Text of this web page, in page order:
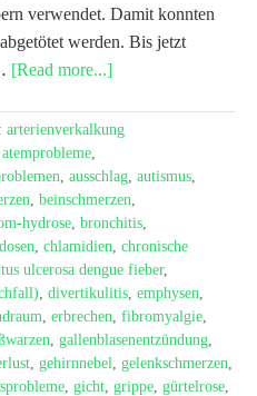
verwendet. Damit konnten
werden. Bis jetzt
[Read more...]
arterienverkalkung
atemprobleme,
, ausschlag, autismus,
, beinschmerzen,
hydrose, bronchitis,
, chlamidien, chronische
ulcerosa dengue fieber,
, divertikulitis, emphysen,
, erbrechen, fibromyalgie,
, gallenblasenentzündung,
, gehirnnebel, gelenkschmerzen,
, gicht, grippe, gürtelrose,